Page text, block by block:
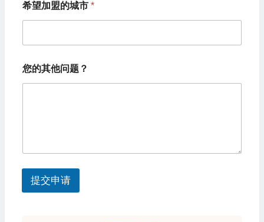
i
e
d
e
s
+
的
其
？
*
*
希望加盟的城市 *
您的其他问题？
提交申请